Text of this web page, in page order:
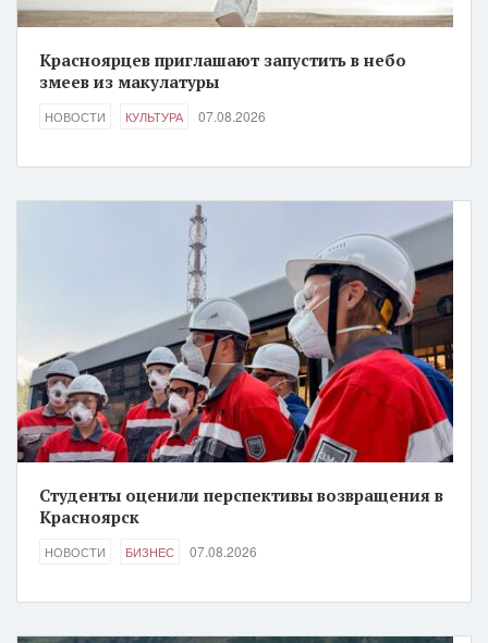
Красноярцев приглашают запустить в небо
змеев из макулатуры
НОВОСТИ КУЛЬТУРА 07.08.2026
Студенты оценили перспективы возвращения в
Красноярск
НОВОСТИ БИЗНЕС 07.08.2026